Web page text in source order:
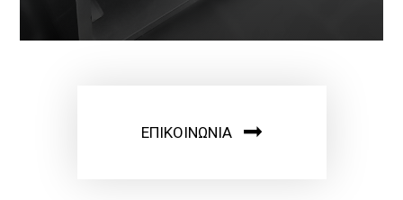
ΕΠΙΚΟΙΝΩΝΙΑ